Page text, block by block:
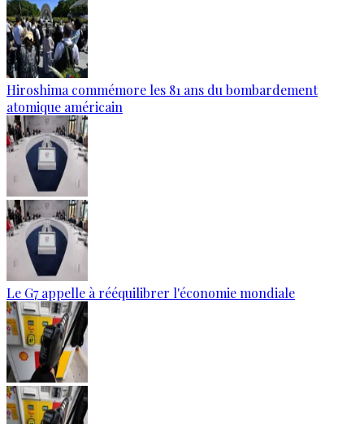
Hiroshima commémore les 81 ans du bombardement
atomique américain
Le G7 appelle à rééquilibrer l'économie mondiale